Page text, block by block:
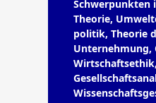
Schwerpunkten
Theorie,
politik, Theorie
Unternehmung,